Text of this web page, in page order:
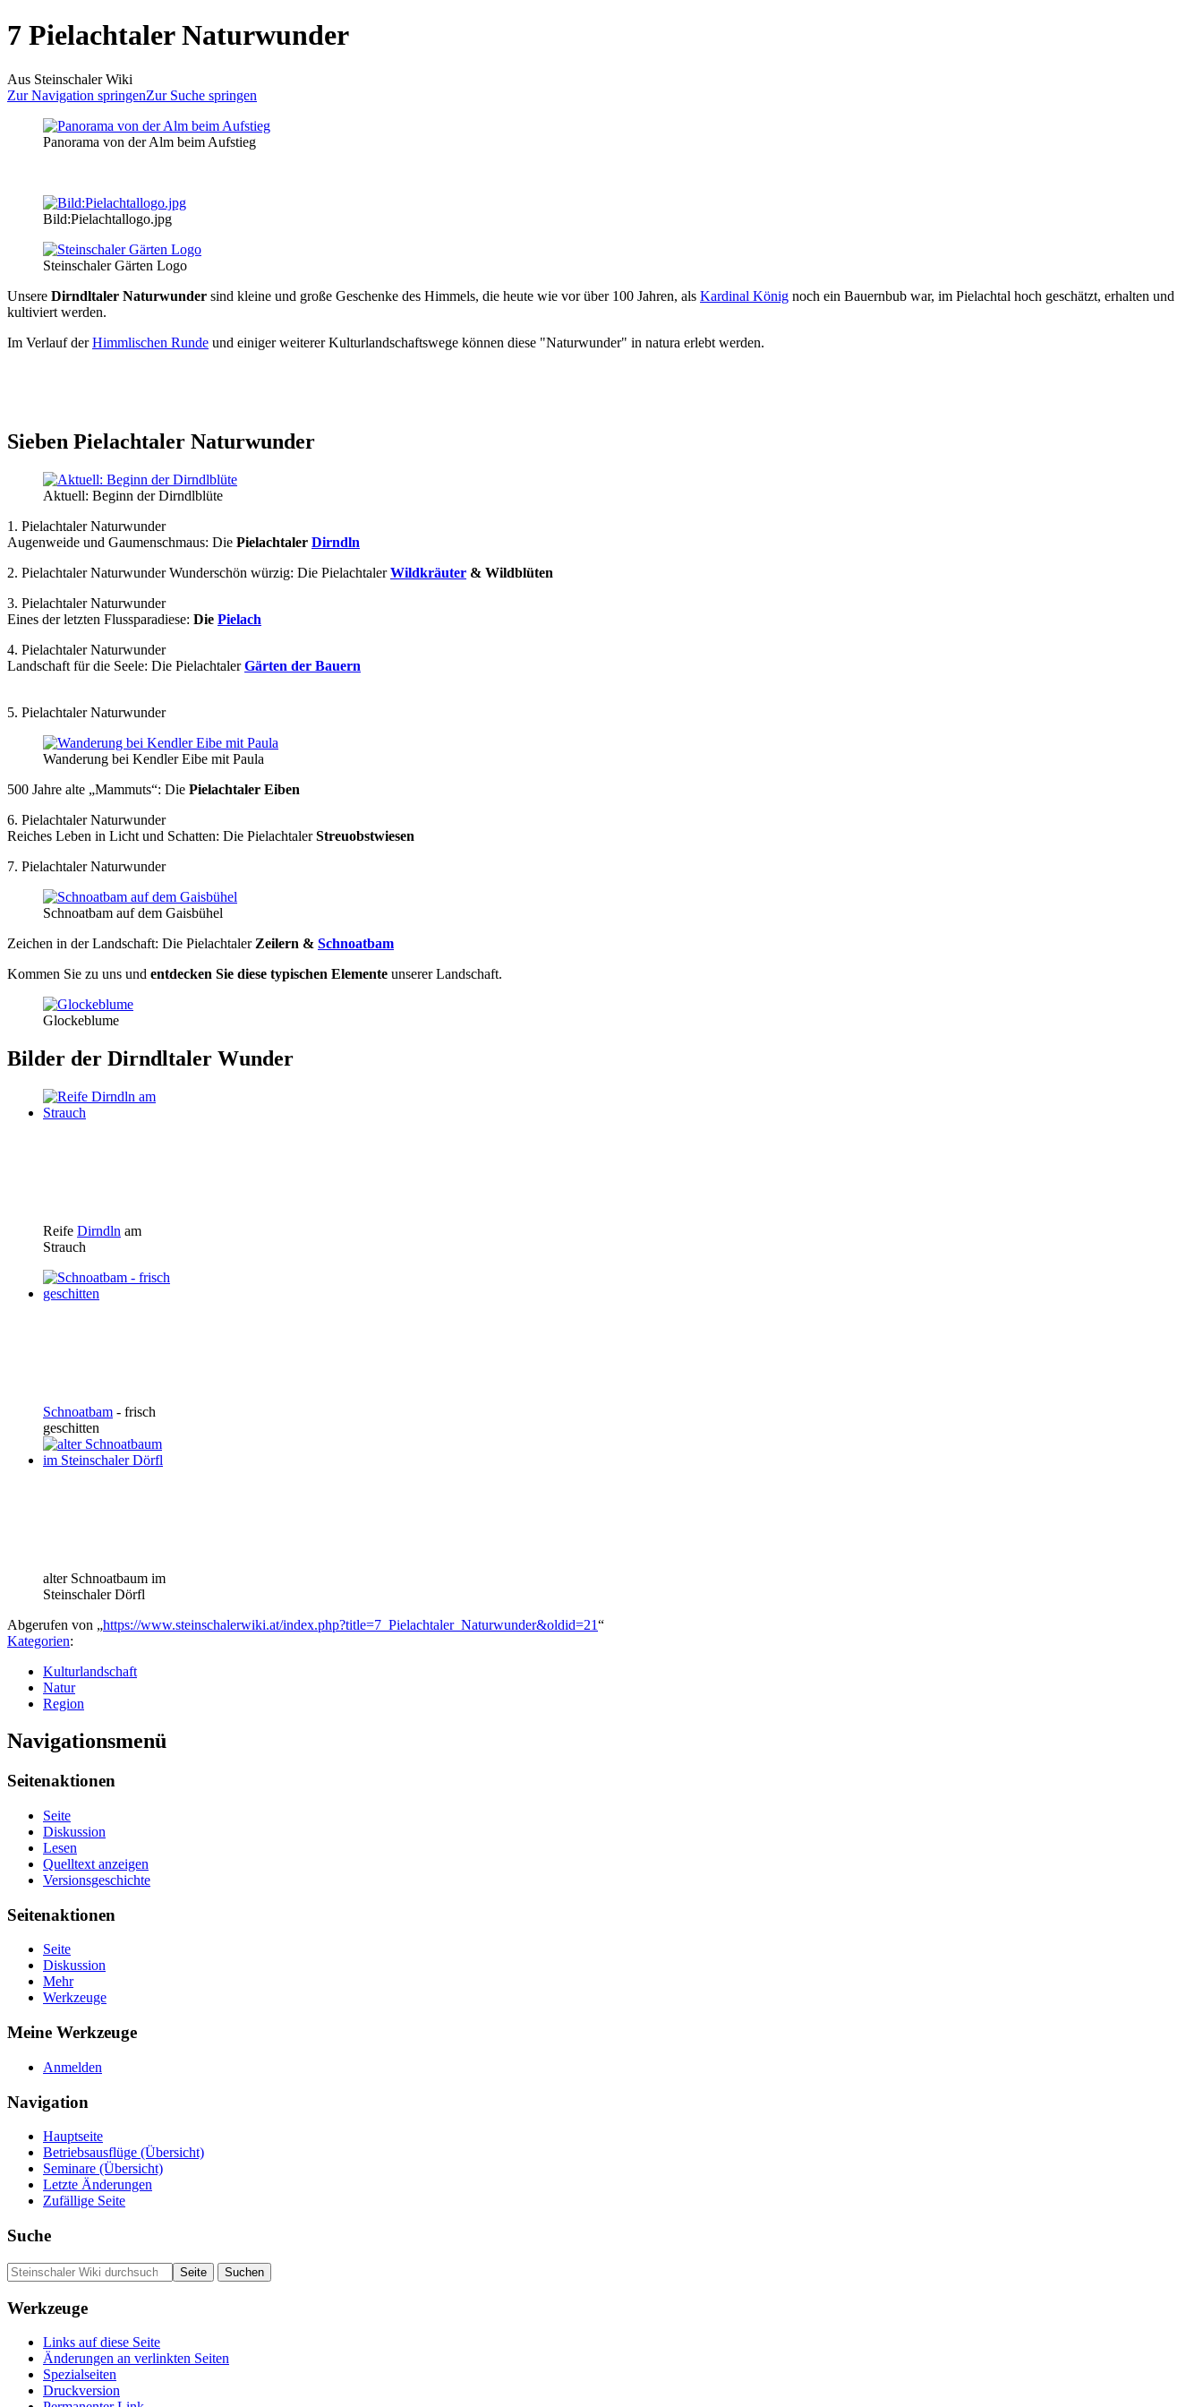
7 Pielachtaler Naturwunder
Aus Steinschaler Wiki
Zur Navigation springenZur Suche springen
Panorama von der Alm beim Aufstieg
Bild:Pielachtallogo.jpg
Steinschaler Gärten Logo
Unsere Dirndltaler Naturwunder sind kleine und große Geschenke des Himmels, die heute wie vor über 100 Jahren, als Kardinal König noch ein Bauernbub war, im Pielachtal hoch geschätzt, erhalten und
kultiviert werden.
Im Verlauf derHimmlischen Runde und einiger weiterer Kulturlandschaftswege können diese "Naturwunder" in natura erlebt werden.
Sieben Pielachtaler Naturwunder
Aktuell: Beginn der Dirndlblüte
1. Pielachtaler Naturwunder
Augenweide und Gaumenschmaus: Die Pielachtaler Dirndln
2. Pielachtaler Naturwunder Wunderschön würzig: Die PielachtalerWildkräuter & Wildblüten
3. Pielachtaler Naturwunder
Eines der letzten Flussparadiese: Die Pielach
4. Pielachtaler Naturwunder
Landschaft für die Seele: Die PielachtalerGärten der Bauern
5. Pielachtaler Naturwunder
Wanderung bei Kendler Eibe mit Paula
500 Jahre alte „Mammuts“: Die Pielachtaler Eiben
6. Pielachtaler Naturwunder
Reiches Leben in Licht und Schatten: Die PielachtalerStreuobstwiesen
7. Pielachtaler Naturwunder
Schnoatbam auf dem Gaisbühel
Zeichen in der Landschaft: Die Pielachtaler Zeilern & Schnoatbam
Kommen Sie zu uns und entdecken Sie diese typischen Elemente unserer Landschaft.
Glockeblume
Bilder der Dirndltaler Wunder
Reife Dirndln am
Strauch
Schnoatbam - frisch
geschitten
alter Schnoatbaum im
Steinschaler Dörfl
Abgerufen von „https://www.steinschalerwiki.at/index.php?title=7_Pielachtaler_Naturwunder&oldid=21“
Kategorien:
Kulturlandschaft
Natur
Region
Navigationsmenü
Seitenaktionen
Seite
Diskussion
Lesen
Quelltext anzeigen
Versionsgeschichte
Seitenaktionen
Seite
Diskussion
Mehr
Werkzeuge
Meine Werkzeuge
Anmelden
Navigation
Hauptseite
Betriebsausflüge (Übersicht)
Seminare (Übersicht)
Letzte Änderungen
Zufällige Seite
Suche
Werkzeuge
Links auf diese Seite
Änderungen an verlinkten Seiten
Spezialseiten
Druckversion